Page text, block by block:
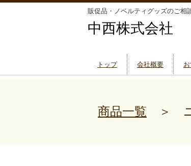
販促品・ノベルティグッズのご相
中西株式会社
トップ 会社概要
商品一覧 ＞ ニ